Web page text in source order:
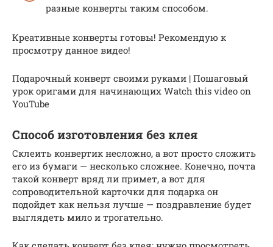
разные конверты таким способом.
Креативные конверты готовы! Рекомендую к
просмотру данное видео!
Подарочный конверт своими руками | Пошаговый
урок оригами для начинающих Watch this video on
YouTube
Способ изготовления без клея
Склеить конвертик несложно, а вот просто сложить
его из бумаги — несколько сложнее. Конечно, почта
такой конверт вряд ли примет, а вот для
сопроводительной карточки для подарка он
подойдет как нельзя лучше — поздравление будет
выглядеть мило и трогательно.